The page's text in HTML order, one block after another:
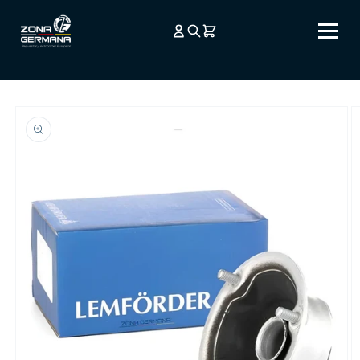
directamente
al contenido
información